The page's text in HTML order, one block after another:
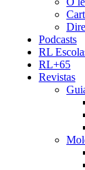
Podcasts
RL
RL+65
Revistas